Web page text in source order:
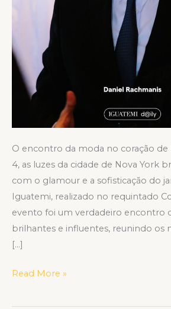
O encontro da moda no coração de
4, as luzes da cidade de Nova York
com o glamour e a sofisticação do
Iguatemi, realizado no requintado
evento foi um verdadeiro encontro
brilhantes e influentes, reunindo os
[…]
Read More »